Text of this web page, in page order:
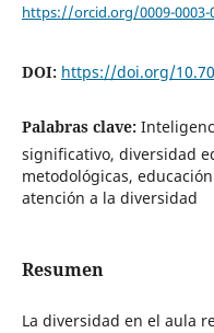
https://orcid.org/0009-0003-
DOI: https://doi.org/
Palabras clave:
significativo, diversidad
metodológicas,
atención a la diversidad
Resumen
La diversidad en el aula